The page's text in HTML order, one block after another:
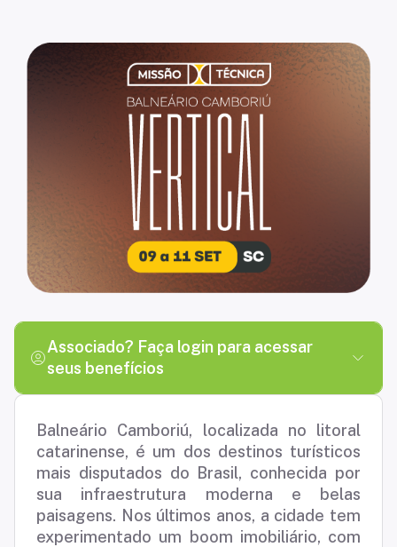
Associado? Faça login para acessar
seus benefícios
Balneário Camboriú, localizada no litoral
catarinense, é um dos destinos turísticos
mais disputados do Brasil, conhecida por
sua infraestrutura moderna e belas
paisagens. Nos últimos anos, a cidade tem
experimentado um boom imobiliário, com